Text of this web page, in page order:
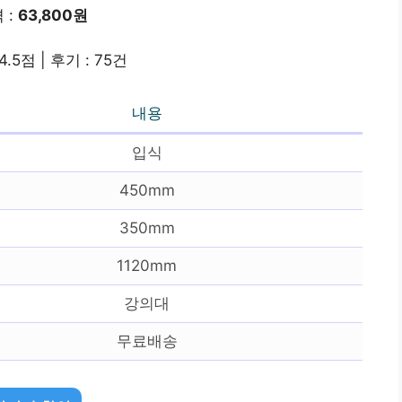
: 63,800원
점 | 후기 : 75건
내용
입식
450mm
350mm
1120mm
강의대
무료배송